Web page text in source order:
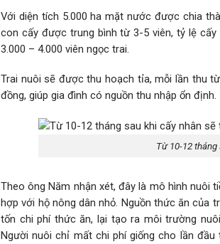
Với diện tích 5.000 ha mặt nước được chia
con cấy được trung bình từ 3-5 viên, tỷ lệ
3.000 – 4.000 viên ngọc trai.
Trai nuôi sẽ được thu hoạch tỉa, mỗi lần thu
đồng, giúp gia đình có nguồn thu nhập ổn định.
Từ 10-12
Theo ông Năm nhận xét, đây là mô hình nuôi
hợp với hộ nông dân nhỏ. Nguồn thức ăn của
tốn chi phí thức ăn, lại tạo ra môi trường
Người nuôi chỉ mất chi phí giống cho lần